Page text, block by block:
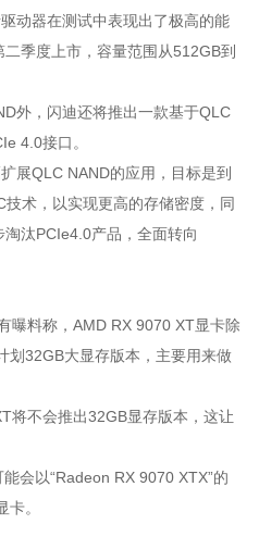
动器在测试中表现出了极高的能
季度上市，容量范围从512GB到
，闪迪还将推出一款基于QLC
4.0接口。
QLC NAND的应用，目标是到
术，以实现更高的存储密度，同
汰PCIe4.0产品，全面转向
料称，AMD RX 9070 XT显卡除
划32GB大显存版本，主要用来做
不会推出32GB显存版本，这让
以“Radeon RX 9070 XTX”的
。